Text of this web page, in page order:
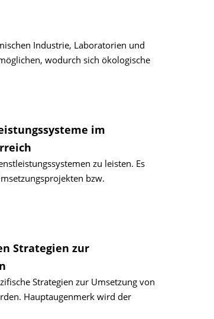
Industrie, Laboratorien und
wodurch sich ökologische
im
zu leisten. Es
bzw.
Strategien zur
Strategien zur Umsetzung von
Hauptaugenmerk wird der